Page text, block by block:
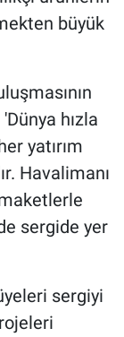
büyük
hızla
yatırım
Havalimanı
sergide yer
sergiyi